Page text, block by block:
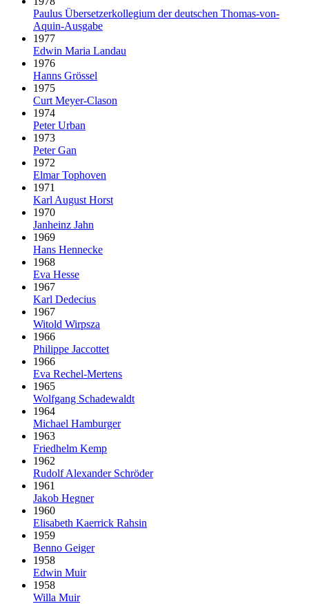
Paulus Über­setzer­kollegium der deut­schen Thomas-von-
Aquin-Ausgabe
1977
Edwin Maria Landau
1976
Hanns Grössel
1975
Curt Meyer-Clason
1974
Peter Urban
1973
Peter Gan
1972
Elmar Tophoven
1971
Karl August Horst
1970
Janheinz Jahn
1969
Hans Hennecke
1968
Eva Hesse
1967
Karl Dedecius
1967
Witold Wirpsza
1966
Philippe Jaccottet
1966
Eva Rechel-Mertens
1965
Wolfgang Schadewaldt
1964
Michael Hamburger
1963
Friedhelm Kemp
1962
Rudolf Alexander Schröder
1961
Jakob Hegner
1960
Elisabeth Kaerrick Rahsin
1959
Benno Geiger
1958
Edwin Muir
1958
Willa Muir